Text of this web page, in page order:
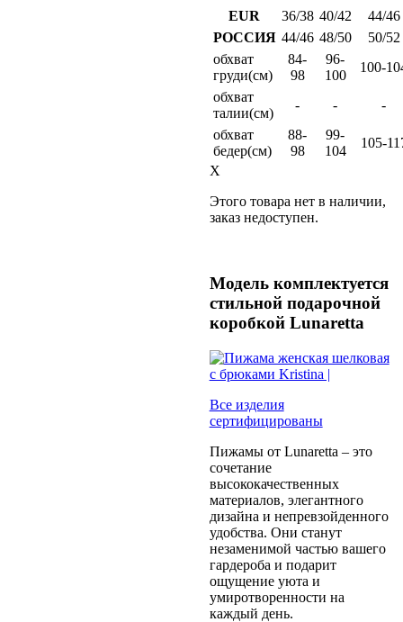
EUR
36/38 40/42
44/46
РОССИЯ 44/46 48/50
50/52
обхват
груди(см)
84-
98
96-
100
100-
обхват
талии(см)
- -
-
обхват
бедер(см)
88-
98
99-
104
105-
X
Этого товара нет в наличии,
заказ недоступен.
Модель комплектуется
стильной подарочной
коробкой Lunaretta
Все изделия
сертифицированы
Пижамы от Lunaretta – это
сочетание
высококачественных
материалов, элегантного
дизайна и непревзойденного
удобства. Они станут
незаменимой частью вашего
гардероба и подарит
ощущение уюта и
умиротворенности на
каждый день.